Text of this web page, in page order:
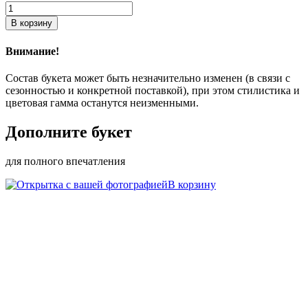
Количество
товара
Роза
В корзину
Внимание!
Состав букета может быть незначительно изменен (в связи с
сезонностью и конкретной поставкой), при этом стилистика и
цветовая гамма останутся неизменными.
Дополните букет
для полного впечатления
В корзину